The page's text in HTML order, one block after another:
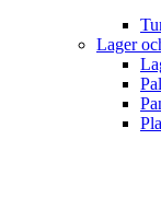
Lager